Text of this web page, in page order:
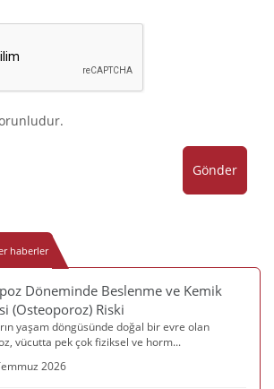
Gönder
haberler
Döneminde Beslenme ve Kemik
(Osteoporoz) Riski
yaşam döngüsünde doğal bir evre olan
vücutta pek çok fiziksel ve horm...
2026